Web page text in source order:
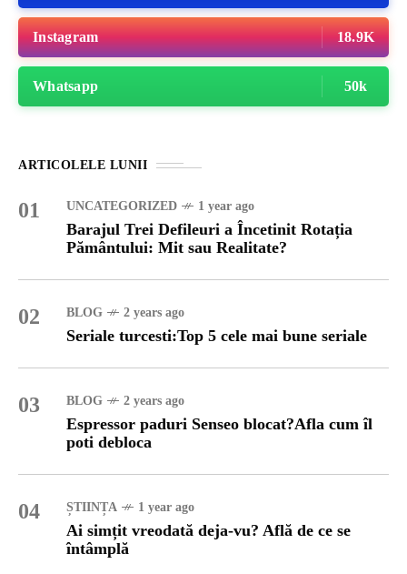
Instagram 18.9K
Whatsapp 50k
ARTICOLELE LUNII
01 UNCATEGORIZED 1 year ago
Barajul Trei Defileuri a Încetinit Rotația
Pământului: Mit sau Realitate?
02 BLOG 2 years ago
Seriale turcesti:Top 5 cele mai bune seriale
03 BLOG 2 years ago
Espressor paduri Senseo blocat?Afla cum îl
poti debloca
04 ȘTIINȚA 1 year ago
Ai simțit vreodată deja-vu? Află de ce se
întâmplă